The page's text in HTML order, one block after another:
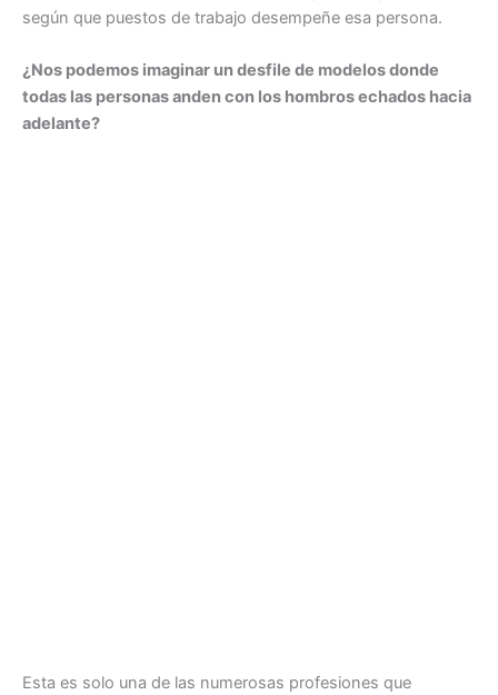
según que puestos de trabajo desempeñe esa persona.
¿Nos podemos imaginar un desfile de modelos donde
todas las personas anden con los hombros echados hacia
adelante?
Esta es solo una de las numerosas profesiones que